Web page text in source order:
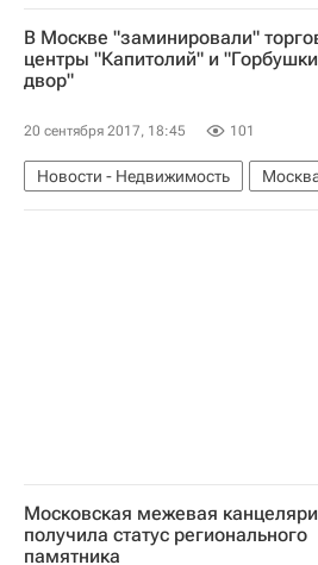
Пожар
Жилье Россия
В Москве "заминировали"
центры "Капитолий" и
двор"
20 сентября 2017, 18:45 101
Новости - Недвижимость
Торговые центры
Московская межевая
получила статус регионального
памятника